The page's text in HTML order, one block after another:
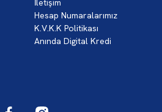
İletişim
Hesap Numaralarımız
K.V.K.K Politikası
Anında Digital Kredi